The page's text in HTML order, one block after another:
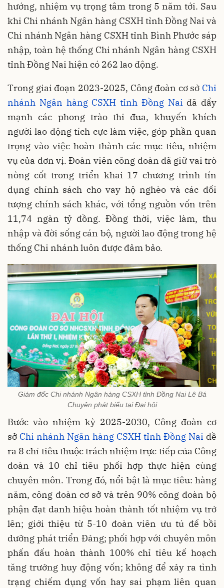
hướng, nhiệm vụ trọng tâm trong 5 năm tới. Sau
khi Chi nhánh Ngân hàng CSXH tỉnh Đồng Nai và
Chi nhánh Ngân hàng CSXH tỉnh Bình Phước sáp
nhập, toàn hệ thống Chi nhánh Ngân hàng CSXH
tỉnh Đồng Nai hiện có 262 lao động.
Trong giai đoạn 2023-2025, Công đoàn cơ sở Chi
nhánh Ngân hàng CSXH tỉnh Đồng Nai đã đẩy
mạnh các phong trào thi đua, khuyến khích
người lao động tích cực làm việc, góp phần quan
trọng vào việc hoàn thành các mục tiêu, nhiệm
vụ của đơn vị. Đoàn viên công đoàn đã giữ vai trò
nòng cốt trong triển khai 17 chương trình tín
dụng chính sách cho vay hộ nghèo và các đối
tượng chính sách khác, với tổng nguồn vốn trên
11,74 ngàn tỷ đồng. Đồng thời, việc làm, thu
nhập và đời sống cán bộ, người lao động trong hệ
thống Chi nhánh luôn được đảm bảo.
Giám đốc Chi nhánh Ngân hàng CSXH tỉnh Đồng Nai Lê Bá
Chuyên phát biểu tại Đại hội
Bước vào nhiệm kỳ 2025-2030, Công đoàn cơ
sở Chi nhánh Ngân hàng CSXH tỉnh Đồng Nai đề
ra 8 chỉ tiêu thuộc trách nhiệm trực tiếp của Công
đoàn và 10 chỉ tiêu phối hợp thực hiện cùng
chuyên môn. Trong đó, nổi bật là mục tiêu: hàng
năm, công đoàn cơ sở và trên 90% công đoàn bộ
phận đạt danh hiệu hoàn thành tốt nhiệm vụ trở
lên; giới thiệu từ 5-10 đoàn viên ưu tú để bồi
dưỡng phát triển Đảng; phối hợp với chuyên môn
phấn đấu hoàn thành 100% chỉ tiêu kế hoạch
tăng trưởng huy động vốn; không để xảy ra tình
trạng chiếm dụng vốn hay sai phạm liên quan